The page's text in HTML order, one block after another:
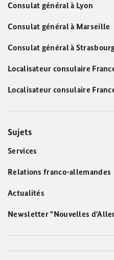
Consulat général à Lyon
Consulat général à Marseille
Consulat général à
Localisateur consulaire
Localisateur consulaire
Sujets
Services
Relations franco-allemandes
Actualités
Newsletter "Nouvelles